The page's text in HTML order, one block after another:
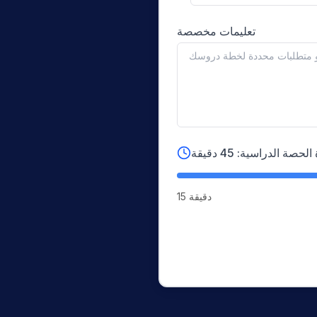
تعليمات مخصصة
الدراسية: 45 دقيقة
15 دقيقة